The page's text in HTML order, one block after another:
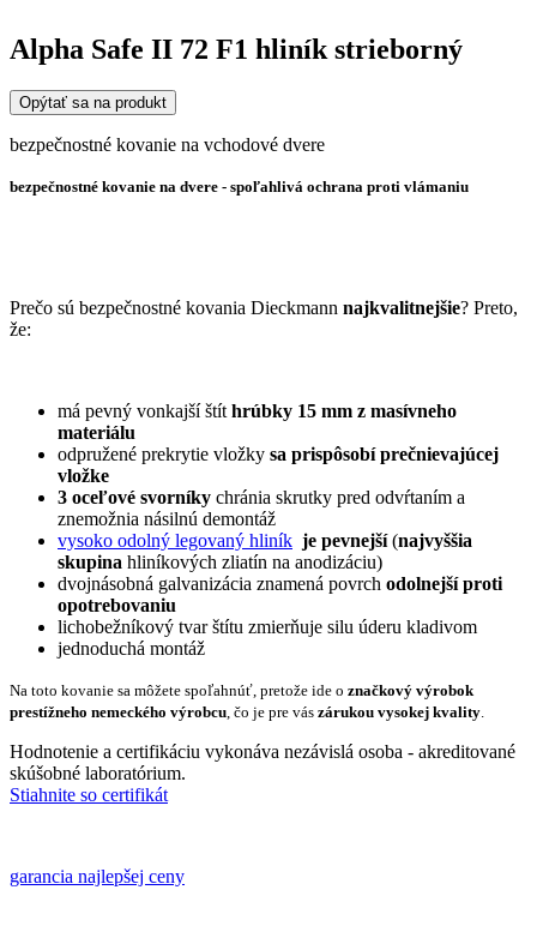
Alpha Safe II 72 F1 hliník strieborný
Opýtať sa na produkt
bezpečnostné kovanie na vchodové dvere
bezpečnostné kovanie na dvere - spoľahlivá ochrana proti vlámaniu
Prečo sú bezpečnostné kovania Dieckmann najkvalitnejšie? Preto,
že:
má pevný vonkajší štít hrúbky 15 mm z masívneho
materiálu
odpružené prekrytie vložky sa prispôsobí prečnievajúcej
vložke
3 oceľové svorníky chránia skrutky pred odvŕtaním a
znemožnia násilnú demontáž
vysoko odolný legovaný hliník je pevnejší(najvyššia
skupina hliníkových zliatín na anodizáciu)
dvojnásobná galvanizácia znamená povrch odolnejší proti
opotrebovaniu
lichobežníkový tvar štítu zmierňuje silu úderu kladivom
jednoduchá montáž
Na toto kovanie sa môžete spoľahnúť, pretože ide o značkový výrobok
prestížneho nemeckého výrobcu, čo je pre vás zárukou vysokej kvality.
Hodnotenie a certifikáciu vykonáva nezávislá osoba - akreditované
skúšobné laboratórium.
Stiahnite so certifikát
garancia najlepšej ceny